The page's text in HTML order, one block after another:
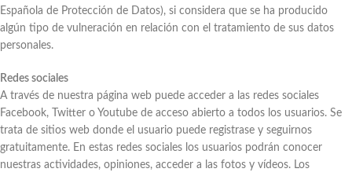
Española de Protección de Datos), si considera que se ha producido
algún tipo de vulneración en relación con el tratamiento de sus datos
personales.
Redes sociales
A través de nuestra página web puede acceder a las redes sociales
Facebook, Twitter o Youtube de acceso abierto a todos los usuarios. Se
trata de sitios web donde el usuario puede registrase y seguirnos
gratuitamente. En estas redes sociales los usuarios podrán conocer
nuestras actividades, opiniones, acceder a las fotos y vídeos. Los